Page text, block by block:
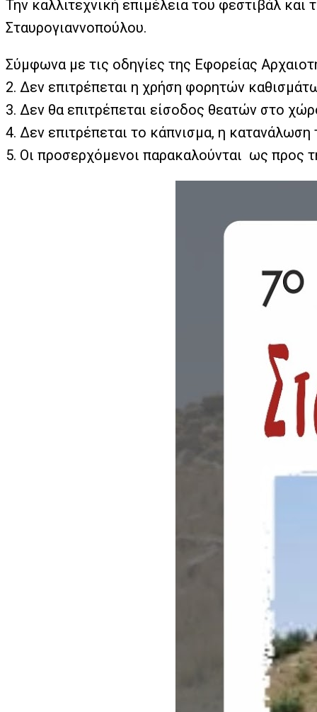
Την καλλιτεχνική επιμέλεια του φεστιβάλ
Σταυρογιαννοπούλου.
Σύμφωνα με τις οδηγίες της Εφορείας
2. Δεν επιτρέπεται η χρήση φορητών
3. Δεν θα επιτρέπεται είσοδος θεατών στο
4. Δεν επιτρέπεται το κάπνισμα, η
5. Οι προσερχόμενοι παρακαλούνται ως προς